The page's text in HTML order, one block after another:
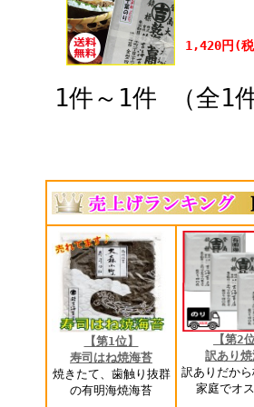
1,420円(
1件～1件 （全1
【第1位】
寿司はね焼海苔
焼きたて、歯触り抜群
の有明海焼海苔
【第2
訳あり
訳ありだか
家庭でオ